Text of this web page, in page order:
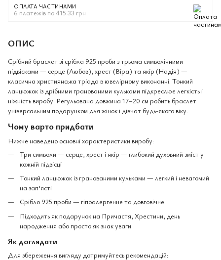
ОПЛАТА ЧАСТИНАМИ
6 платежів по 415.33 грн
ОПИС
Срібний браслет зі срібла 925 проби з трьома символічними
підвісками — серце (Любов), хрест (Віра) та якір (Надія) —
класична християнська тріада в ювелірному виконанні. Тонкий
ланцюжок із дрібними гранованими кульками підкреслює легкість і
ніжність виробу. Регульована довжина 17–20 см робить браслет
універсальним подарунком для жінок і дівчат будь-якого віку.
Чому варто придбати
Нижче наведено основні характеристики виробу:
Три символи — серце, хрест і якір — глибокий духовний зміст у
кожній підвісці
Тонкий ланцюжок із гранованими кульками — легкий і невагомий
на зап'ясті
Срібло 925 проби — гіпоалергенне та довговічне
Підходить як подарунок на Причастя, Хрестини, день
народження або просто як знак уваги
Як доглядати
Для збереження вигляду дотримуйтесь рекомендацій: